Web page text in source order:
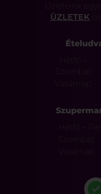
Üzleteink
ÜZLETEK
Hétfő –
Szombat
Vasárnap
Hétfő –
Szombat
Vasárnap